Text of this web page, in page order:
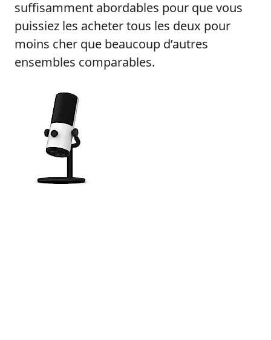
suffisamment abordables pour que vous
puissiez les acheter tous les deux pour
moins cher que beaucoup d’autres
ensembles comparables.